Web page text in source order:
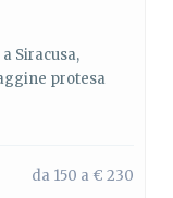
Siracusa,
protesa
da 150 a € 230